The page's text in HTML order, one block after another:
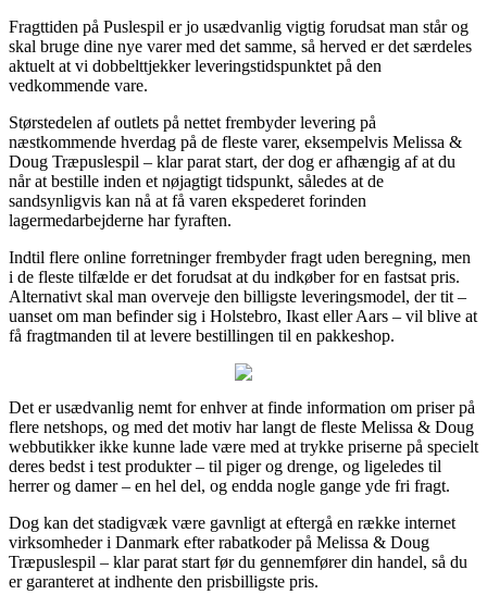
Fragttiden på Puslespil er jo usædvanlig vigtig forudsat man står og
skal bruge dine nye varer med det samme, så herved er det særdeles
aktuelt at vi dobbelttjekker leveringstidspunktet på den
vedkommende vare.
Størstedelen af outlets på nettet frembyder levering på
næstkommende hverdag på de fleste varer, eksempelvis Melissa &
Doug Træpuslespil – klar parat start, der dog er afhængig af at du
når at bestille inden et nøjagtigt tidspunkt, således at de
sandsynligvis kan nå at få varen ekspederet forinden
lagermedarbejderne har fyraften.
Indtil flere online forretninger frembyder fragt uden beregning, men
i de fleste tilfælde er det forudsat at du indkøber for en fastsat pris.
Alternativt skal man overveje den billigste leveringsmodel, der tit –
uanset om man befinder sig i Holstebro, Ikast eller Aars – vil blive at
få fragtmanden til at levere bestillingen til en pakkeshop.
Det er usædvanlig nemt for enhver at finde information om priser på
flere netshops, og med det motiv har langt de fleste Melissa & Doug
webbutikker ikke kunne lade være med at trykke priserne på specielt
deres bedst i test produkter – til piger og drenge, og ligeledes til
herrer og damer – en hel del, og endda nogle gange yde fri fragt.
Dog kan det stadigvæk være gavnligt at eftergå en række internet
virksomheder i Danmark efter rabatkoder på Melissa & Doug
Træpuslespil – klar parat start før du gennemfører din handel, så du
er garanteret at indhente den prisbilligste pris.